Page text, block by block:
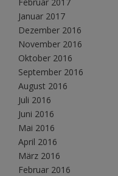
Januar 2017
Dezember 2016
November 2016
Oktober 2016
September 2016
August 2016
Juli 2016
Juni 2016
Mai 2016
April 2016
März 2016
Februar 2016